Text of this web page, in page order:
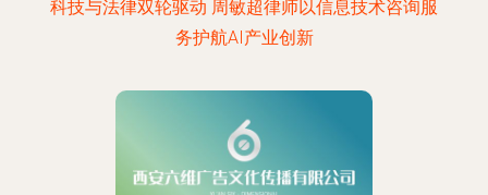
科技与法律双轮驱动 周敏超律师以信息技术咨询服
务护航AI产业创新